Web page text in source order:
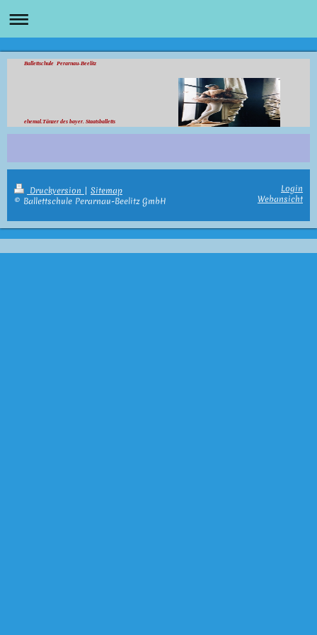
Ballettschule Perarnau-Beelitz
ehemal.Tänzer des bayer. Staatsballetts
Druckversion | Sitemap
© Ballettschule Perarnau-Beelitz GmbH
Login
Webansicht